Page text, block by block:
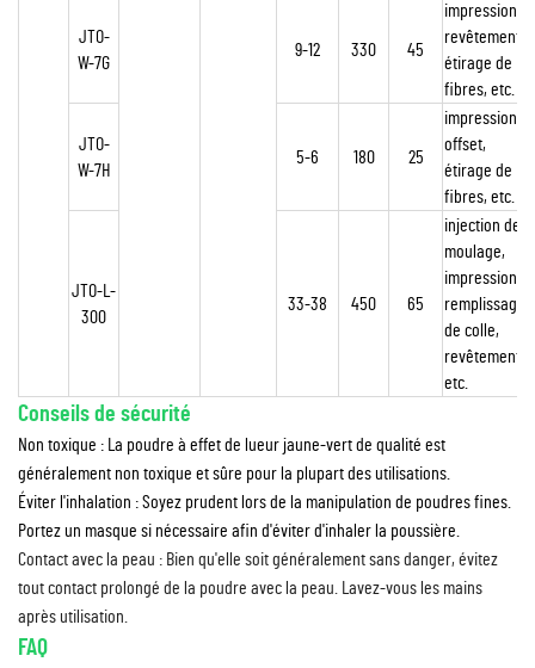
JTO-
W-7G
9-12 330 45
impression,
revêtement,
étirage de
fibres, etc.
JTO-
W-7H
5-6 180 25
impression
offset,
étirage de
fibres, etc.
JTO-L-
300
33-38 450 65
injection de
moulage,
impression,
remplissage
de colle,
revêtement,
etc.
Conseils de sécurité
Non toxique : La poudre à effet de lueur jaune-vert de qualité est
généralement non toxique et sûre pour la plupart des utilisations.
Éviter l'inhalation : Soyez prudent lors de la manipulation de poudres fines.
Portez un masque si nécessaire afin d'éviter d'inhaler la poussière.
Contact avec la peau : Bien qu'elle soit généralement sans danger, évitez
tout contact prolongé de la poudre avec la peau. Lavez-vous les mains
après utilisation.
FAQ